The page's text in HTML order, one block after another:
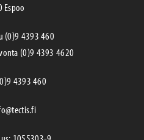
Espoo
(0)9 4393 460
(0)9 4393 4620
4393 460